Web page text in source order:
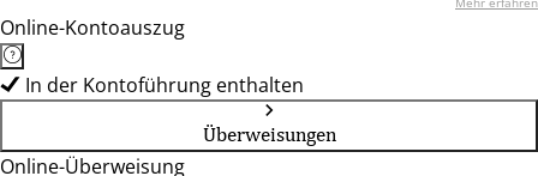
Online-Kontoauszug
In der Kontoführung enthalten
Überweisungen
Online-Überweisung